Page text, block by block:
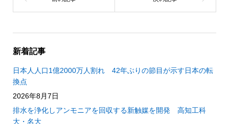
新着記事
日本人人口1億2000万人割れ 42年ぶりの節目が示す日本の転
換点
2026年8月7日
排水を浄化しアンモニアを回収する新触媒を開発 高知工科
大・名大